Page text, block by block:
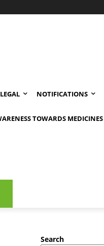
LEGAL NOTIFICATIONS
TOWARDS MEDICINES
Search